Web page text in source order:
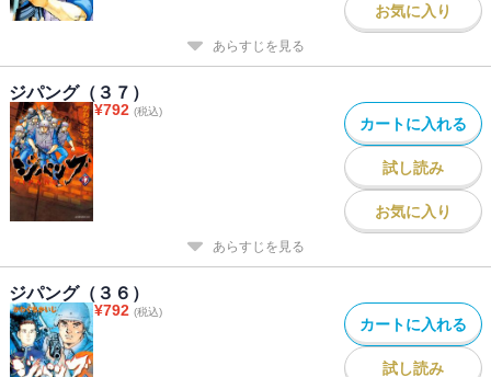
お気に入り
あらすじを見る
ジパング（３７）
¥792 (税込)
カートに入れる
試し読み
お気に入り
あらすじを見る
ジパング（３６）
¥792 (税込)
カートに入れる
試し読み